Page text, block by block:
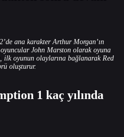
ana karakter Arthur Morgan’ın
John Marston olarak oyuna
ilk oyunun olaylarına bağlanarak Red
oluşturur.
1 kaç yılında